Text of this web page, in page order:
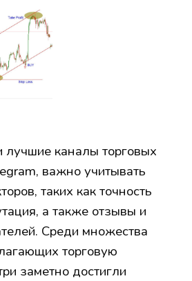
лучшие каналы торговых
важно учитывать
таких как точность
а также отзывы и
Среди множества
торговую
заметно достигли